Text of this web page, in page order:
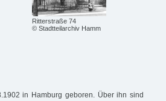
Ritterstraße 74
© Stadtteilarchiv Hamm
in Hamburg geboren. Über ihn sind